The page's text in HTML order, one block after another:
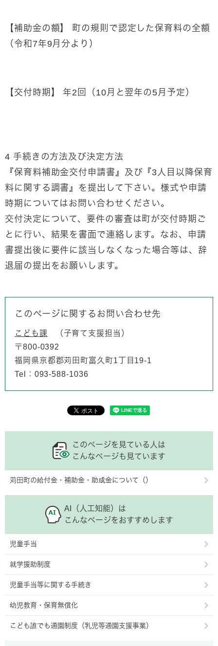
【補助金の額】 町の規則で認定した保育料の全額
（令和7年9月分より）
【交付時期】 年2回（10月と翌年の5月予定）
4 手続きの方法及び決定方法
『保育料補助金交付申請書』及び『3人目以降保育
料に関する調書』を提出して下さい。様式や申請
時期についてはお問い合わせください。
交付決定について、要件の審査は町が交付時期ご
とに行い、結果を書面で連絡します。なお、申請
書提出後に要件に該当しなくなった場合等は、辞
退届の提出をお願いします。
このページに関するお問い合わせ先
こども課
子育て支援担当
〒800-0392
福岡県京都郡苅田町富久町1丁目19-1
Tel：093-588-1036
このページを見ている人は
こんなページも見ています
苅田町の給付金・補助金・助成金について（）
AI（人工知能）は
こんなページをおすすめします
児童手当
就学援助制度
児童手当等に関する手続き
幼児教育・保育無償化
こども誰でも通園制度（乳児等通園支援事業）